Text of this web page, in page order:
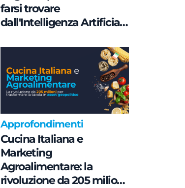
farsi trovare
dall'Intelligenza Artificiale
Governance e non di
parole chiave
Approfondimenti
Cucina Italiana e
Marketing
Agroalimentare: la
rivoluzione da 205 milioni